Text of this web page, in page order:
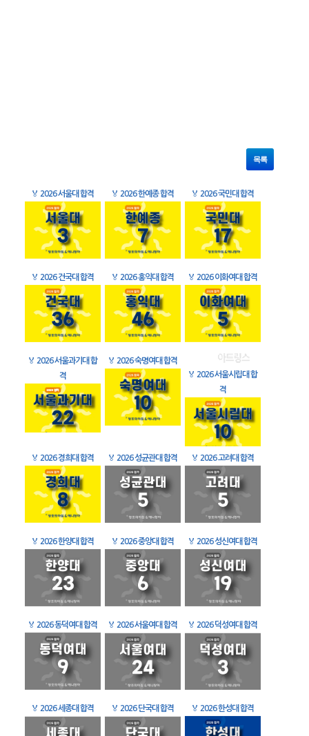
목록
🏅 2026 서울대 합격 🏅 2026 한예종 합격 🏅 2026 국민대 합격
🏅 2026 건국대 합격 🏅 2026 홍익대 합격 🏅 2026 이화여대 합격
🏅 2026 서울과기대 합
격
🏅 2026 숙명여대 합격
🏅 2026 서울시립대 합
격
🏅 2026 경희대 합격 🏅 2026 성균관대 합격 🏅 2026 고려대 합격
🏅 2026 한양대 합격 🏅 2026 중앙대 합격 🏅 2026 성신여대 합격
🏅 2026 동덕여대 합격 🏅 2026 서울여대 합격 🏅 2026 덕성여대 합격
🏅 2026 세종대 합격 🏅 2026 단국대 합격 🏅 2026 한성대 합격